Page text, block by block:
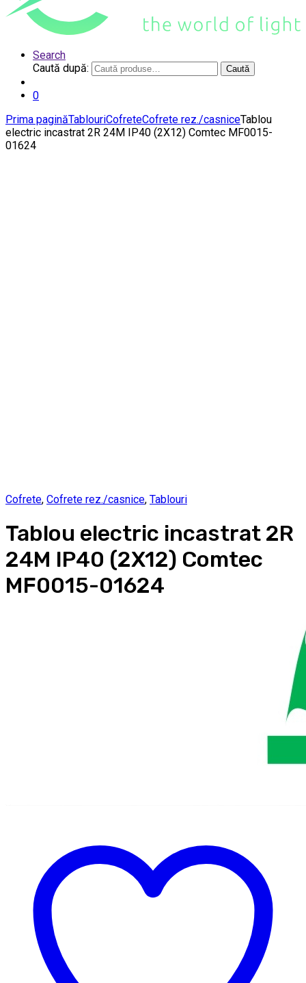
Search
Caută după:
Caută
0
Prima paginăTablouriCofreteCofrete rez./casniceTablou
electric incastrat 2R 24M IP40 (2X12) Comtec MF0015-
01624
Cofrete, Cofrete rez./casnice, Tablouri
Tablou electric incastrat 2R
24M IP40 (2X12) Comtec
MF0015-01624